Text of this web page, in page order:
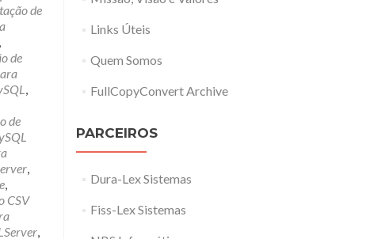
de
,
de
,
de
,
,
CSV
,
Links Úteis
Quem Somos
FullCopyConvert Archive
PARCEIROS
Dura-Lex Sistemas
Fiss-Lex Sistemas